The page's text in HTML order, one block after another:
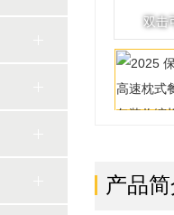
双击
产品